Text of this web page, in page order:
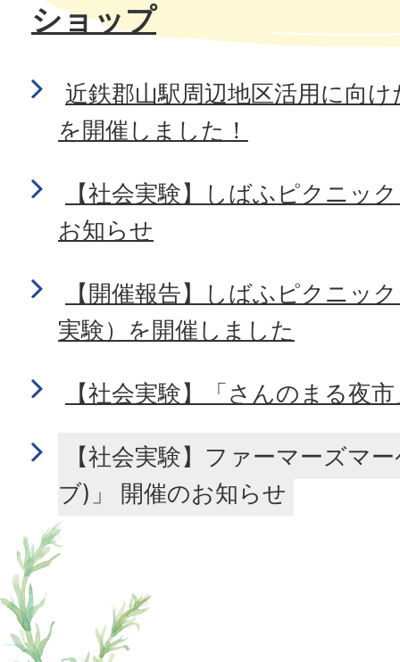
ショップ
近鉄郡山駅周辺地区活用に向
を開催しました！
【社会実験】しばふピクニッ
お知らせ
【開催報告】しばふピクニッ
実験）を開催しました
【社会実験】「さんのまる夜
【社会実験】ファーマーズマ
ブ)」 開催のお知らせ